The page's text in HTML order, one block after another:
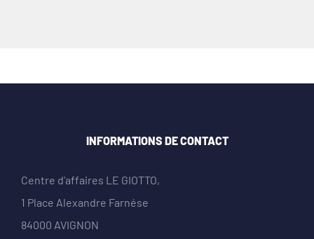
INFORMATIONS DE CONTACT
Centre d’affaires LE GIOTTO,
1 Place Alexandre Farnése
84000 AVIGNON